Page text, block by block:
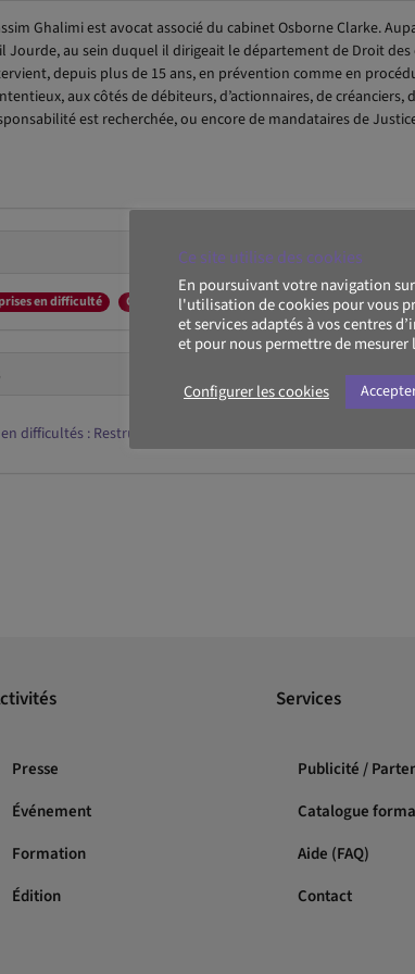
Ghalimi est avocat associé du cabinet Osborne Clarke.
Jourde, au sein duquel il dirigeait le département de Droit
depuis plus de 15 ans, en prévention comme en
aux côtés de débiteurs, d’actionnaires, de
est recherchée, ou encore de mandataires de
en difficulté Contentieux commercial
difficultés : Restructuration et financements
Presse
Événement
Formation
Édition
Services
Publicité /
Catalogue
Aide (FAQ)
Contact
Ce site utilise des cookies
En poursuivant votre navigation
l'utilisation de cookies pour vous
et services adaptés à vos centres
et pour nous permettre de mesurer
Configurer les cookies